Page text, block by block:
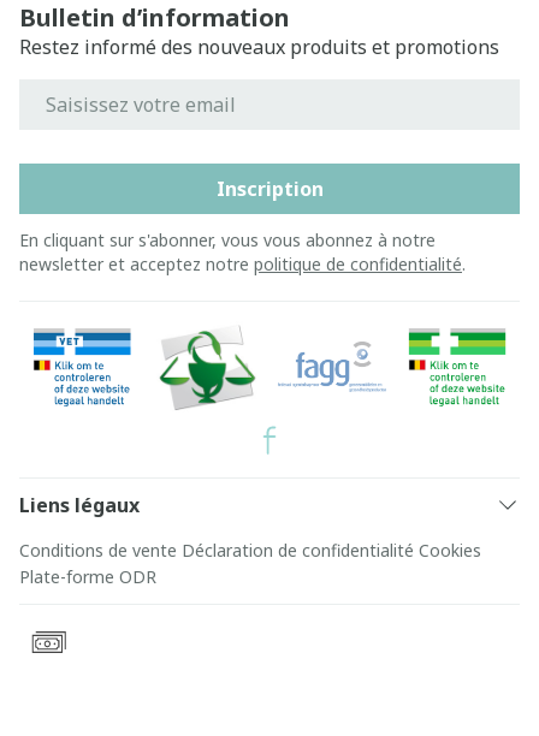
Bulletin d’information
Restez informé des nouveaux produits et promotions
Inscription
En cliquant sur s'abonner, vous vous abonnez à notre
newsletter et acceptez notre politique de confidentialité.
Liens légaux
Conditions de vente Déclaration de confidentialité Cookies
Plate-forme ODR